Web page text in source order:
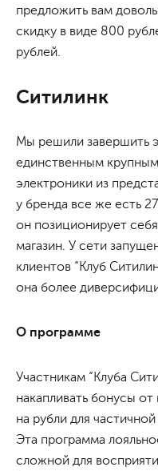
предложить вам
скидку в виде 800
рублей.
Ситилинк
Мы решили завершить
единственным
электроники из
у бренда все же есть
он позиционирует
магазин. У сети
клиентов “Клуб
она более
О программе
Участникам “Клуба
накапливать бонусы
на рубли для
Эта программа
сложной для